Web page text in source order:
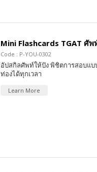
Mini Flashcards TGAT ศัพ
Code : P-YOU-0302
อัปสกิลศัพท์ให้ปัง พิชิตการสอบแ
ท่องได้ทุกเวลา
Learn More